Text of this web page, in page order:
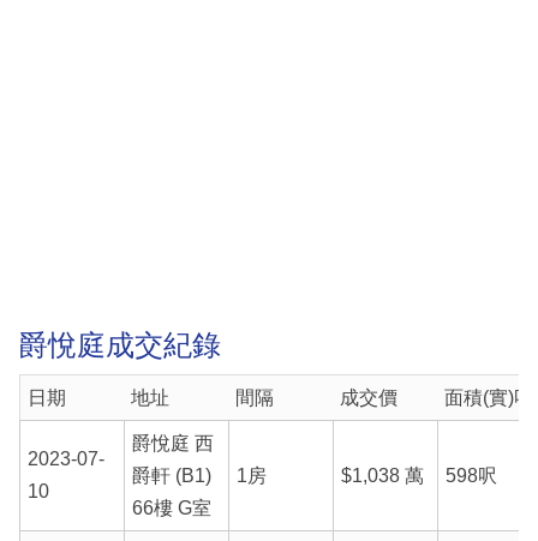
爵悅庭成交紀錄
日期 地址 間隔 成交價 面積(實)呎
2023-07-
10
爵悅庭 西
爵軒 (B1)
66樓 G室
1房 $1,038 萬 598呎